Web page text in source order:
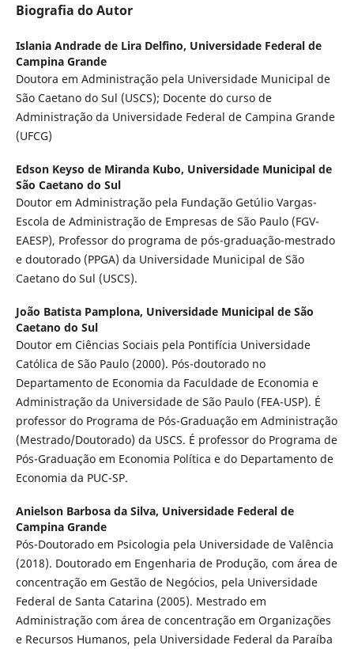
Biografia do Autor
Islania Andrade de Lira Delfino, Universidade Federal de
Campina Grande
Doutora em Administração pela Universidade Municipal de
São Caetano do Sul (USCS); Docente do curso de
Administração da Universidade Federal de Campina Grande
(UFCG)
Edson Keyso de Miranda Kubo, Universidade Municipal de
São Caetano do Sul
Doutor em Administração pela Fundação Getúlio Vargas-
Escola de Administração de Empresas de São Paulo (FGV-
EAESP), Professor do programa de pós-graduação-mestrado
e doutorado (PPGA) da Universidade Municipal de São
Caetano do Sul (USCS).
João Batista Pamplona, Universidade Municipal de São
Caetano do Sul
Doutor em Ciências Sociais pela Pontifícia Universidade
Católica de São Paulo (2000). Pós-doutorado no
Departamento de Economia da Faculdade de Economia e
Administração da Universidade de São Paulo (FEA-USP). É
professor do Programa de Pós-Graduação em Administração
(Mestrado/Doutorado) da USCS. É professor do Programa de
Pós-Graduação em Economia Política e do Departamento de
Economia da PUC-SP.
Anielson Barbosa da Silva, Universidade Federal de
Campina Grande
Pós-Doutorado em Psicologia pela Universidade de Valência
(2018). Doutorado em Engenharia de Produção, com área de
concentração em Gestão de Negócios, pela Universidade
Federal de Santa Catarina (2005). Mestrado em
Administração com área de concentração em Organizações
e Recursos Humanos, pela Universidade Federal da Paraíba